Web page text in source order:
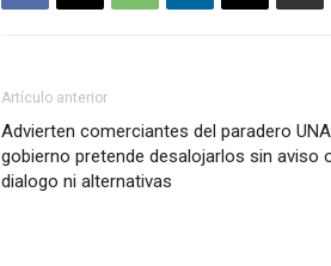
Artículo anterior
Advierten comerciantes del paradero
gobierno pretende desalojarlos sin aviso
dialogo ni alternativas